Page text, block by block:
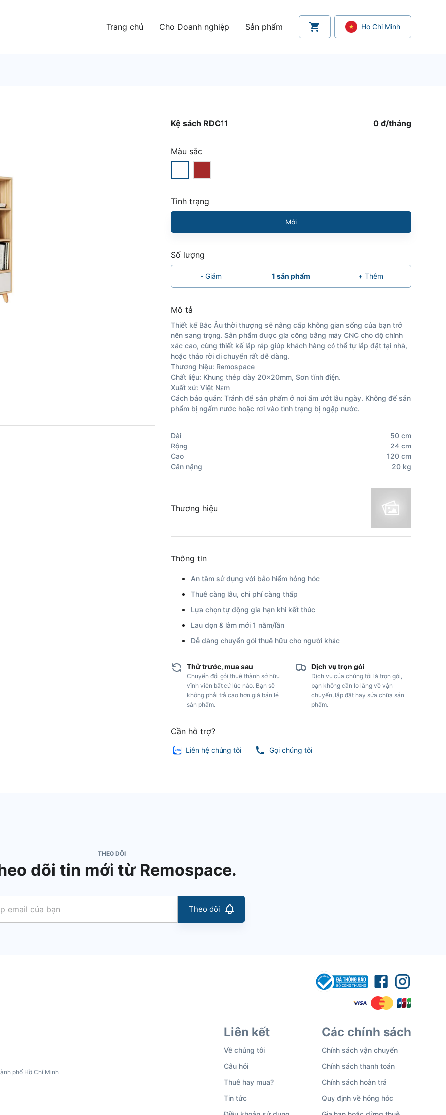
Trang chủ Cho Doanh nghiệp Sản phẩm Ho Chi Minh
Kệ sách RDC11 0 đ/tháng
Màu sắc
Tình trạng
Mới
Số lượng
-Giảm 1 sản phẩm +Thêm
Mô tả
Thiết kế Bắc Âu thời thượng sẽ nâng cấp không gian sống của bạn trở
nên sang trọng. Sản phẩm được gia công bằng máy CNC cho độ chính
xác cao, cùng thiết kế lắp ráp giúp khách hàng có thể tự lắp đặt tại nhà,
hoặc tháo rời di chuyển rất dễ dàng.
Thương hiệu: Remospace
Chất liệu: Khung thép dày 20x20mm, Sơn tĩnh điện.
Xuất xứ: Việt Nam
Cách bảo quản: Tránh để sản phẩm ở nơi ẩm ướt lâu ngày. Không để sản
phẩm bị ngấm nước hoặc rơi vào tình trạng bị ngập nước.
Dài 50 cm
Rộng
24 cm
Cao
120 cm
Cân nặng
20 kg
Thương hiệu
Thông tin
An tâm sử dụng với bảo hiểm hỏng hóc
Thuê càng lâu, chi phí càng thấp
Lựa chọn tự động gia hạn khi kết thúc
Lau dọn & làm mới 1 năm/lần
Dễ dàng chuyển gói thuê hữu cho người khác
Thử trước, mua sau
Chuyển đổi gói thuê thành sở hữu
vĩnh viễn bất cứ lúc nào. Bạn sẽ
không phải trả cao hơn giá bán lẻ
sản phẩm.
Dịch vụ trọn gói
Dịch vụ của chúng tôi là trọn gói,
bạn không cần lo lắng về vận
chuyển, lắp đặt hay sửa chữa sản
phẩm.
Cần hỗ trợ?
Liên hệ chúng tôi Gọi chúng tôi
THEO DÕI
dõi tin mới từ Remospace.
Theo dõi
phố Hồ Chí Minh
Liên kết
Về chúng tôi
Câu hỏi
Thuê hay mua?
Tin tức
Các chính sách
Chính sách vận chuyển
Chính sách thanh toán
Chính sách hoàn trả
Quy định về hỏng hóc